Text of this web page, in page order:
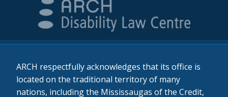
ARCH respectfully acknowledges that its office is
located on the traditional territory of many
nations, including the Mississaugas of the Credit,